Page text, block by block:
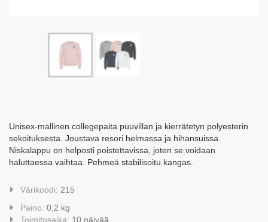
Unisex-mallinen collegepaita puuvillan ja kierrätetyn polyesterin
sekoituksesta. Joustava resori helmassa ja hihansuissa.
Niskalappu on helposti poistettavissa, joten se voidaan
haluttaessa vaihtaa. Pehmeä stabilisoitu kangas.
Värikoodi: 215
Paino: 0,2 kg
Toimitusaika: 10 päivää